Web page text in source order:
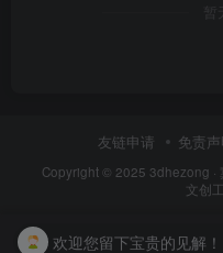
友链申请 免责
Copyright © 2025 3dhezong ·
文创
欢迎您留下宝贵的见解！